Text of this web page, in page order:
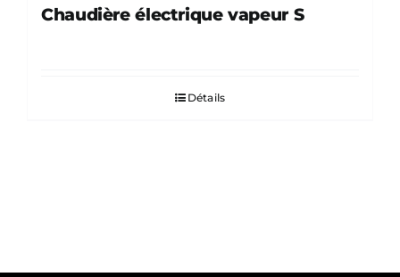
Chaudière électrique vapeur S
Détails